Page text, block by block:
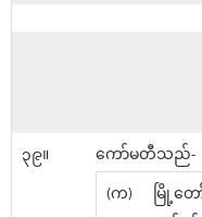
၃၉။ ကော်မတီသည်-
(က)
မြို့တ